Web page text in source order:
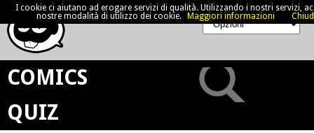
COMICS
QUIZ
I cookie ci aiutano ad erogare servizi di qualità. Utilizzando i nostri servizi,
nostre modalità di utilizzo dei cookie.
Maggiori informazioni